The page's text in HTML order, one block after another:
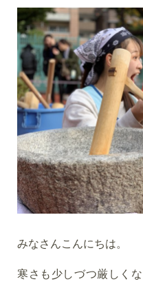
みなさんこんにちは。
寒さも少しづつ厳しく